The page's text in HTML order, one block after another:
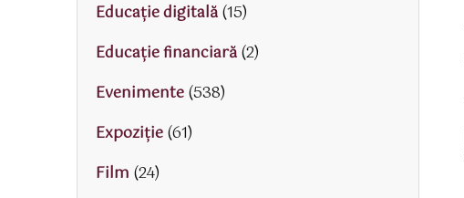
Educaţie digitală(15)
Educaţie financiară(2)
Evenimente(538)
Expoziție(61)
Film (24)